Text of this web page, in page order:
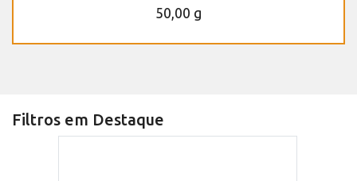
50,00 g
Filtros em Destaque